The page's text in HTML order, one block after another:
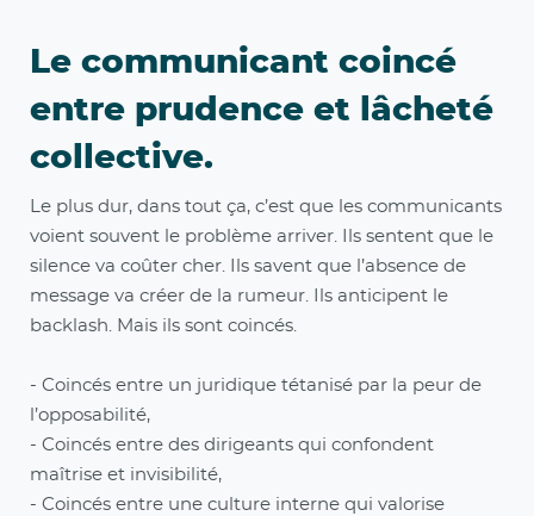
Le communicant coincé
entre prudence et lâcheté
collective.
Le plus dur, dans tout ça, c’est que les communicants
voient souvent le problème arriver. Ils sentent que le
silence va coûter cher. Ils savent que l’absence de
message va créer de la rumeur. Ils anticipent le
backlash. Mais ils sont coincés.
- Coincés entre un juridique tétanisé par la peur de
l’opposabilité,
- Coincés entre des dirigeants qui confondent
maîtrise et invisibilité,
- Coincés entre une culture interne qui valorise